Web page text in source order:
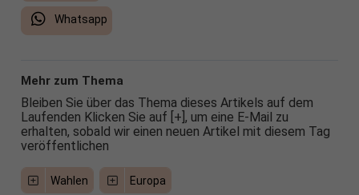
Whatsapp
Mehr zum Thema
Bleiben Sie über das Thema dieses Artikels auf dem
Laufenden Klicken Sie auf [+], um eine E-Mail zu
erhalten, sobald wir einen neuen Artikel mit diesem Tag
veröffentlichen
Wahlen Europa